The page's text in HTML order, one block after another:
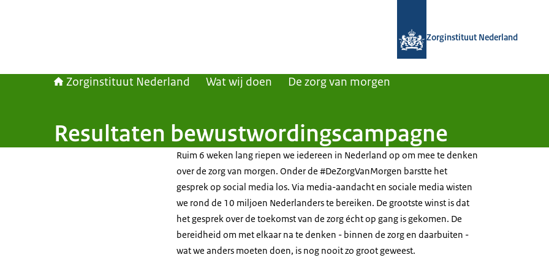
Zorginstituut Nederland
Zorginstituut Nederland Wat wij doen De zorg van morgen
Resultaten bewustwordingscampagne
Ruim 6 weken lang riepen we iedereen in Nederland op om mee te denken
over de zorg van morgen. Onder de #DeZorgVanMorgen barstte het
gesprek op social media los. Via media-aandacht en sociale media wisten
we rond de 10 miljoen Nederlanders te bereiken. De grootste winst is dat
het gesprek over de toekomst van de zorg écht op gang is gekomen. De
bereidheid om met elkaar na te denken - binnen de zorg en daarbuiten -
wat we anders moeten doen, is nog nooit zo groot geweest.